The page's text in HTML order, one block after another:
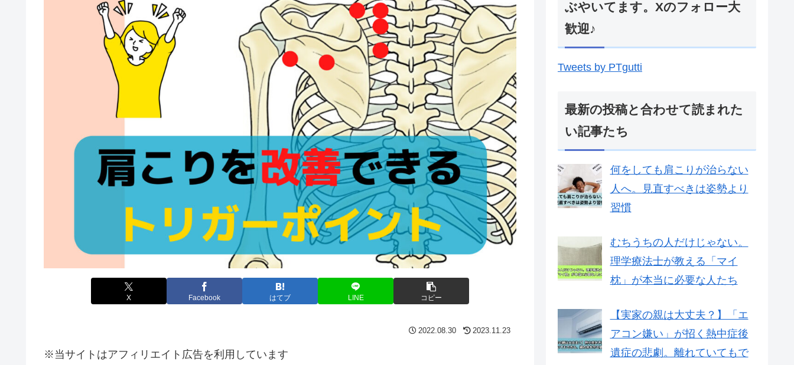
X Facebook はてブ LINE コピー
2022.08.30 2023.11.23
※当サイトはアフィリエイト広告を利用しています
ぶやいてます。Xのフォロー大
歓迎♪
Tweets by PTgutti
最新の投稿と合わせて読まれた
い記事たち
何をしても肩こりが治らない
人へ。見直すべきは姿勢より
習慣
むちうちの人だけじゃない。
理学療法士が教える「マイ
枕」が本当に必要な人たち
【実家の親は大丈夫？】「エ
アコン嫌い」が招く熱中症後
遺症の悲劇。離れていてもで